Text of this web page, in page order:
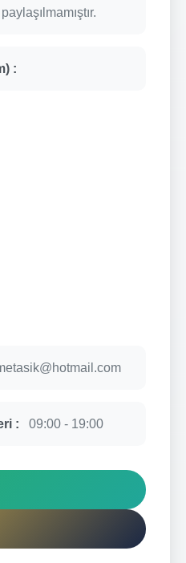
:
: 09:00 - 19:00